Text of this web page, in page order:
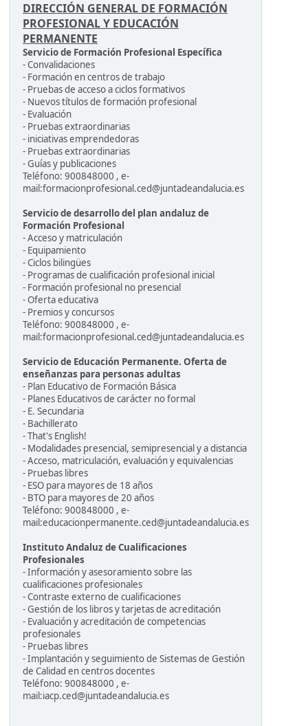
DIRECCIÓN GENERAL DE FORMACIÓN
PROFESIONAL Y EDUCACIÓN
PERMANENTE
Servicio de Formación Profesional Específica
- Convalidaciones
- Formación en centros de trabajo
- Pruebas de acceso a ciclos formativos
- Nuevos títulos de formación profesional
- Evaluación
- Pruebas extraordinarias
- iniciativas emprendedoras
- Pruebas extraordinarias
- Guías y publicaciones
Teléfono: 900848000 , e-
mail:formacionprofesional.ced@juntadeandalucia.es
Servicio de desarrollo del plan andaluz de
Formación Profesional
- Acceso y matriculación
- Equipamiento
- Ciclos bilingües
- Programas de cualificación profesional inicial
- Formación profesional no presencial
- Oferta educativa
- Premios y concursos
Teléfono: 900848000 , e-
mail:formacionprofesional.ced@juntadeandalucia.es
Servicio de Educación Permanente. Oferta de
enseñanzas para personas adultas
- Plan Educativo de Formación Básica
- Planes Educativos de carácter no formal
- E. Secundaria
- Bachillerato
- That's English!
- Modalidades presencial, semipresencial y a distancia
- Acceso, matriculación, evaluación y equivalencias
- Pruebas libres
- ESO para mayores de 18 años
- BTO para mayores de 20 años
Teléfono: 900848000 , e-
mail:educacionpermanente.ced@juntadeandalucia.es
Instituto Andaluz de Cualificaciones
Profesionales
- Información y asesoramiento sobre las
cualificaciones profesionales
- Contraste externo de cualificaciones
- Gestión de los libros y tarjetas de acreditación
- Evaluación y acreditación de competencias
profesionales
- Pruebas libres
- Implantación y seguimiento de Sistemas de Gestión
de Calidad en centros docentes
Teléfono: 900848000 , e-
mail:iacp.ced@juntadeandalucia.es